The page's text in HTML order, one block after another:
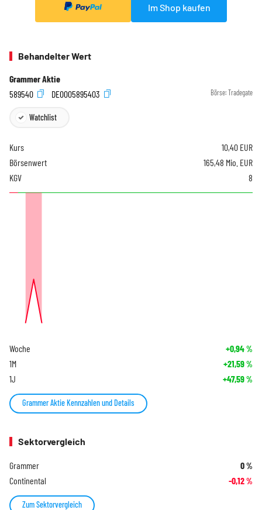
Im Shop kaufen
Behandelter Wert
Grammer Aktie
589540
DE0005895403 Börse: Tradegate
Watchlist
Kurs 10,40 EUR
Börsenwert
165,48 Mio. EUR
KGV
8
Woche +0,94%
1M +21,59%
1J +47,59%
Grammer Aktie Kennzahlen und Details
Sektorvergleich
Grammer 0%
Continental -0,12%
Zum Sektorvergleich